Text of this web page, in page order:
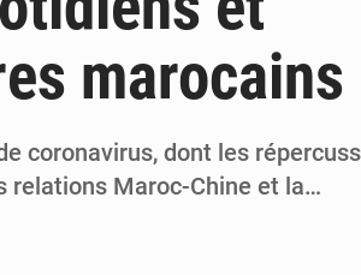
Congo-RDC : Brazzaville et Kinshasa renforcent leur
Le Congo se dote d’un programme national pour
marocains
coronavirus, dont les
relations Maroc-Chine et la…